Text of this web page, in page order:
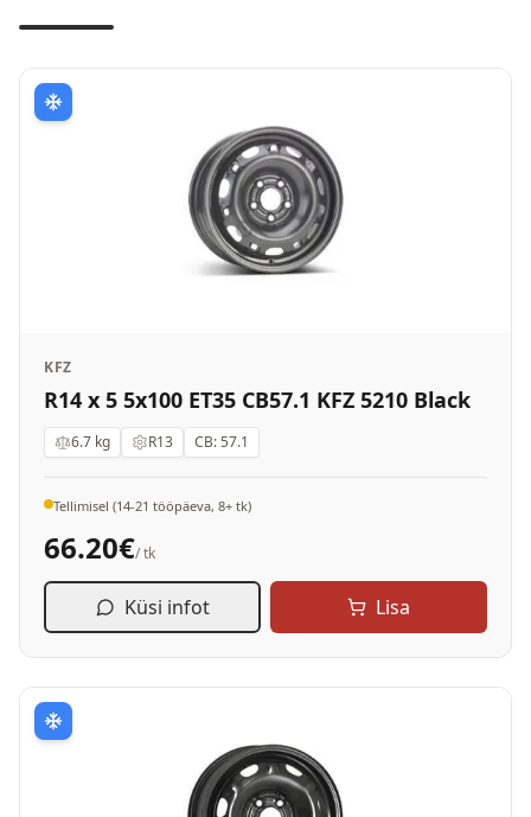
KFZ
R14 x 5 5x100 ET35 CB57.1 KFZ 5210 Black
6.7 kg R13 CB:57.1
Tellimisel (14-21 tööpäeva, 8+ tk)
66.20€/ tk
Küsi infot Lisa